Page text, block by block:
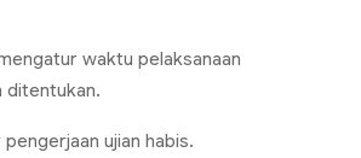
waktu pelaksanaan
ditentukan.
ujian habis.